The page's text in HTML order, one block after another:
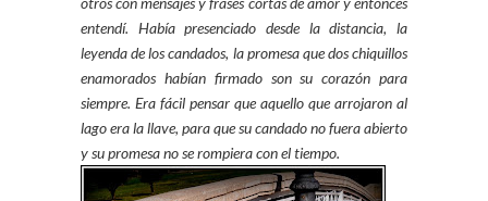
entendí. Había presenciado desde la distancia, la
leyenda de los candados, la promesa que dos chiquillos
enamorados habían firmado son su corazón para
siempre. Era fácil pensar que aquello que arrojaron al
lago era la llave, para que su candado no fuera abierto
y su promesa no se rompiera con el tiempo.